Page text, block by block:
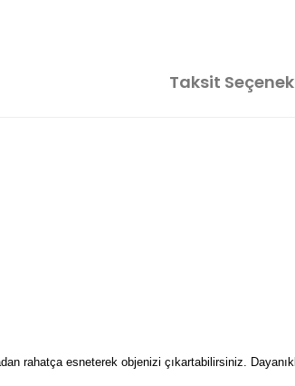
Taksit
rahatça esneterek objenizi çıkartabilirsiniz.